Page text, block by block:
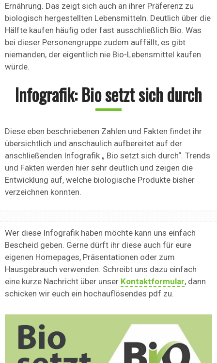
Ernährung. Das zeigt sich auch an ihrer Präferenz zu
biologisch hergestellten Lebensmitteln. Deutlich über die
Hälfte kaufen häufig oder fast ausschließlich Bio. Was
bei dieser Personengruppe zudem auffällt, es gibt
niemanden, der eigentlich nie Bio-Lebensmittel kaufen
würde.
Infografik: Bio setzt sich durch
Diese eben beschriebenen Zahlen und Fakten findet ihr
übersichtlich und anschaulich aufbereitet auf der
anschließenden Infografik „ Bio setzt sich durch“. Trends
und Fakten werden hier sehr deutlich und zeigen die
Entwicklung auf, welche biologische Produkte bisher
verzeichnen konnten.
Wer diese Infografik haben möchte kann uns einfach
Bescheid geben. Gerne dürft ihr diese auch für eure
eigenen Homepages, Präsentationen oder zum
Hausgebrauch verwenden. Schreibt uns dazu einfach
eine kurze Nachricht über unser Kontaktformular, dann
schicken wir euch ein hochauflösendes pdf zu.